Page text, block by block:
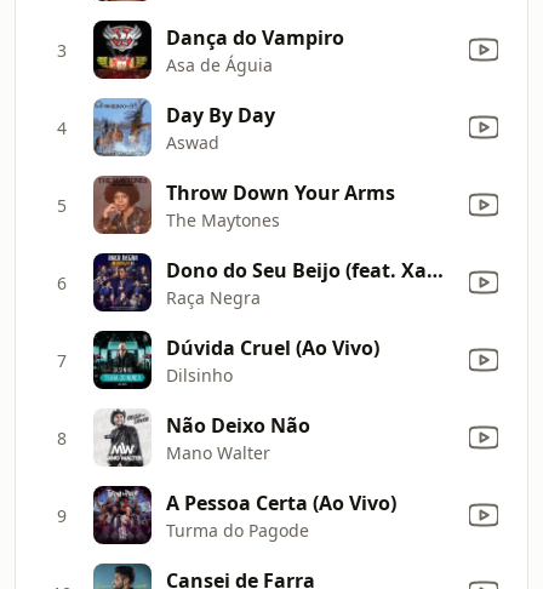
3 Dança do Vampiro
Asa de Águia
4 Day By Day
Aswad
5 Throw Down Your Arms
The Maytones
6 Dono do Seu Beijo (feat. Xand) [Ao Vivo]
Raça Negra
7 Dúvida Cruel (Ao Vivo)
Dilsinho
8 Não Deixo Não
Mano Walter
9 A Pessoa Certa (Ao Vivo)
Turma do Pagode
Cansei de Farra